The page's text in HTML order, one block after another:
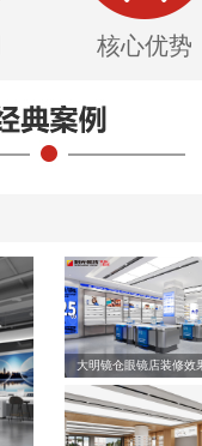
核心优势
大明镜仓眼镜店装修效